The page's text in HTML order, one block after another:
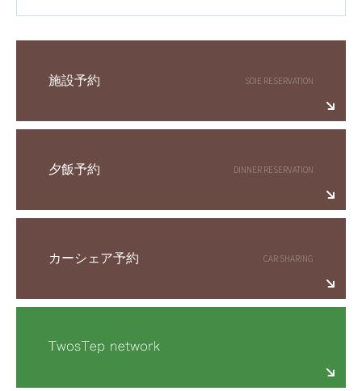
施設予約
夕飯予約
カーシェア予約